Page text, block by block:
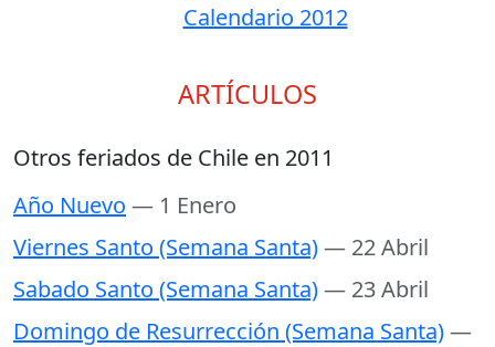
Calendario 2012
ARTÍCULOS
Otros feriados de Chile en 2011
Año Nuevo — 1 Enero
Viernes Santo (Semana Santa)— 22 Abril
Sabado Santo (Semana Santa)— 23 Abril
Domingo de Resurrección (Semana Santa)—